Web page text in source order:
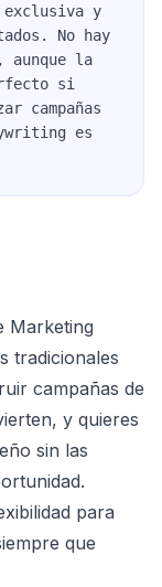
exclusiva y
No hay
la
si
campañas
es
Marketing
tradicionales
campañas de
y quieres
sin las
para
que